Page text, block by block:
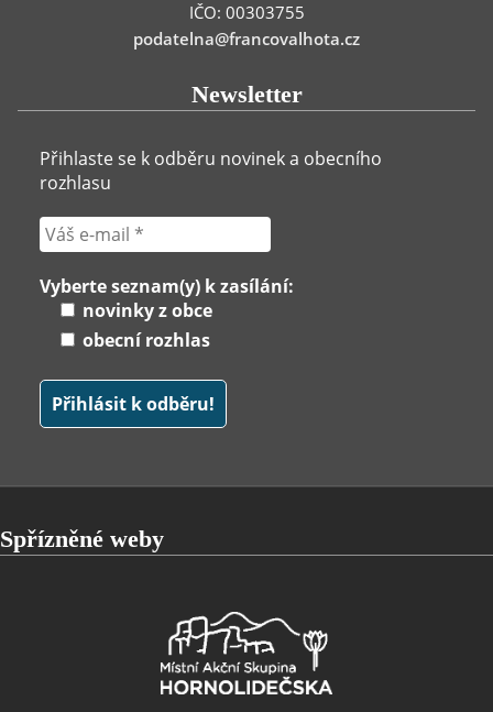
IČO: 00303755
podatelna@francovalhota.cz
Newsletter
Přihlaste se k odběru novinek a obecního
rozhlasu
Vyberte seznam(y) k zasílání:
novinky z obce
obecní rozhlas
Spřízněné weby